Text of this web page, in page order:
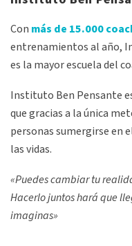
Con más de 15.000
entrenamientos al año,
es la mayor escuela del
Instituto Ben Pensante
que gracias a la única
personas sumergirse en
las vidas.
«Puedes cambiar tu
Hacerlo juntos hará que
imaginas»